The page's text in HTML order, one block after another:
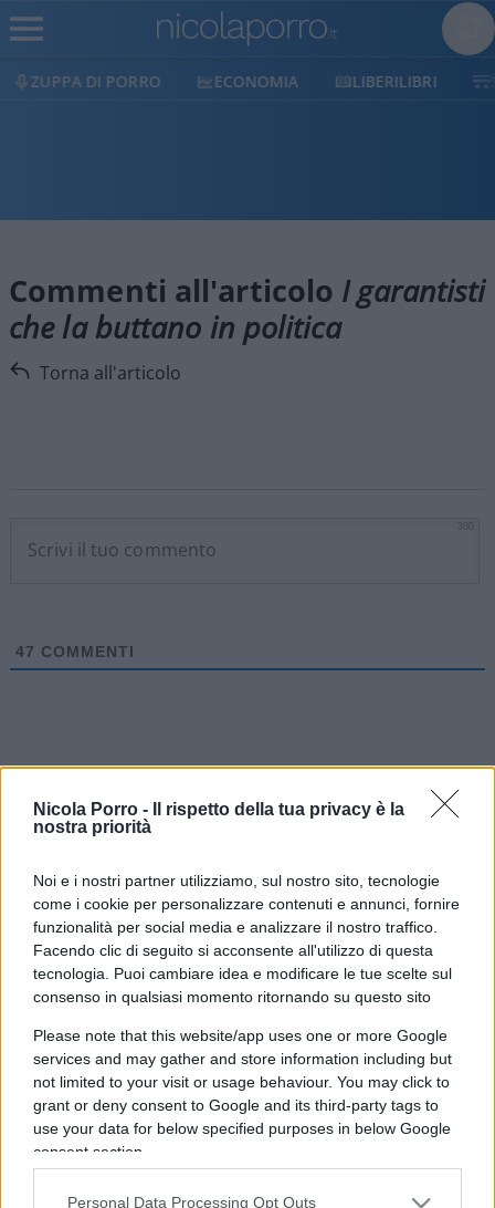
Nicola Porro -
Il rispetto della tua privacy è la
nostra priorità
Noi e i nostri partner utilizziamo, sul nostro sito, tecnologie
come i cookie per personalizzare contenuti e annunci, fornire
funzionalità per social media e analizzare il nostro traffico.
Facendo clic di seguito si acconsente all'utilizzo di questa
tecnologia. Puoi cambiare idea e modificare le tue scelte sul
consenso in qualsiasi momento ritornando su questo sito
Please note that this website/app uses one or more Google
services and may gather and store information including but
not limited to your visit or usage behaviour. You may click to
grant or deny consent to Google and its third-party tags to
use your data for below specified purposes in below Google
consent section.
Personal Data Processing Opt Outs
ZUPPA DI PORRO ECONOMIA LIBERILIBRI
Commenti all'articolo I garantisti
che la buttano in politica
Torna all'articolo
47 COMMENTI
IL PIÙ LETTO DEL MESE